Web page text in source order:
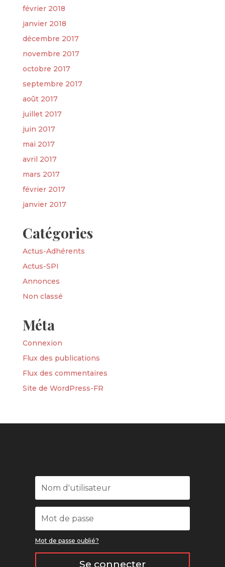
février 2018
janvier 2018
décembre 2017
novembre 2017
octobre 2017
septembre 2017
août 2017
juillet 2017
juin 2017
mai 2017
avril 2017
mars 2017
février 2017
janvier 2017
Catégories
Actus-Adhérents
Actus-SPI
Annonces
Non classé
Méta
Connexion
Flux des publications
Flux des commentaires
Site de WordPress-FR
Mot de passe oublié?
Se connecter